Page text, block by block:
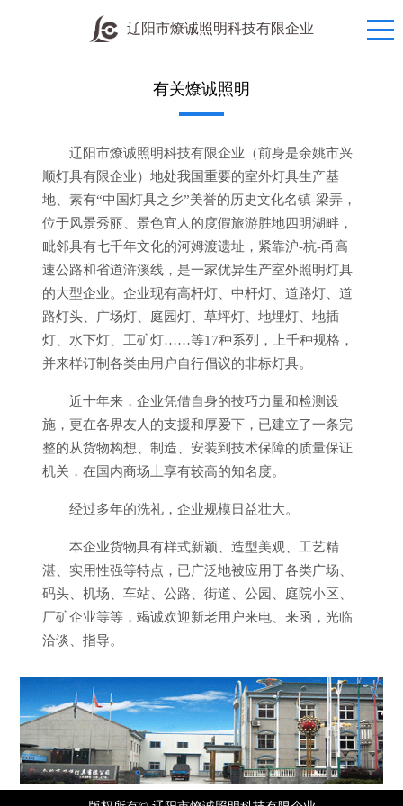
辽阳市燎诚照明科技有限企业
有关燎诚照明
辽阳市燎诚照明科技有限企业（前身是余姚市兴
顺灯具有限企业）地处我国重要的室外灯具生产基
地、素有“中国灯具之乡”美誉的历史文化名镇-梁弄，
位于风景秀丽、景色宜人的度假旅游胜地四明湖畔，
毗邻具有七千年文化的河姆渡遗址，紧靠沪-杭-甬高
速公路和省道浒溪线，是一家优异生产室外照明灯具
的大型企业。企业现有高杆灯、中杆灯、道路灯、道
路灯头、广场灯、庭园灯、草坪灯、地埋灯、地插
灯、水下灯、工矿灯……等17种系列，上千种规格，
并来样订制各类由用户自行倡议的非标灯具。
近十年来，企业凭借自身的技巧力量和检测设
施，更在各界友人的支援和厚爱下，已建立了一条完
整的从货物构想、制造、安装到技术保障的质量保证
机关，在国内商场上享有较高的知名度。
经过多年的洗礼，企业规模日益壮大。
本企业货物具有样式新颖、造型美观、工艺精
湛、实用性强等特点，已广泛地被应用于各类广场、
码头、机场、车站、公路、街道、公园、庭院小区、
厂矿企业等等，竭诚欢迎新老用户来电、来函，光临
洽谈、指导。